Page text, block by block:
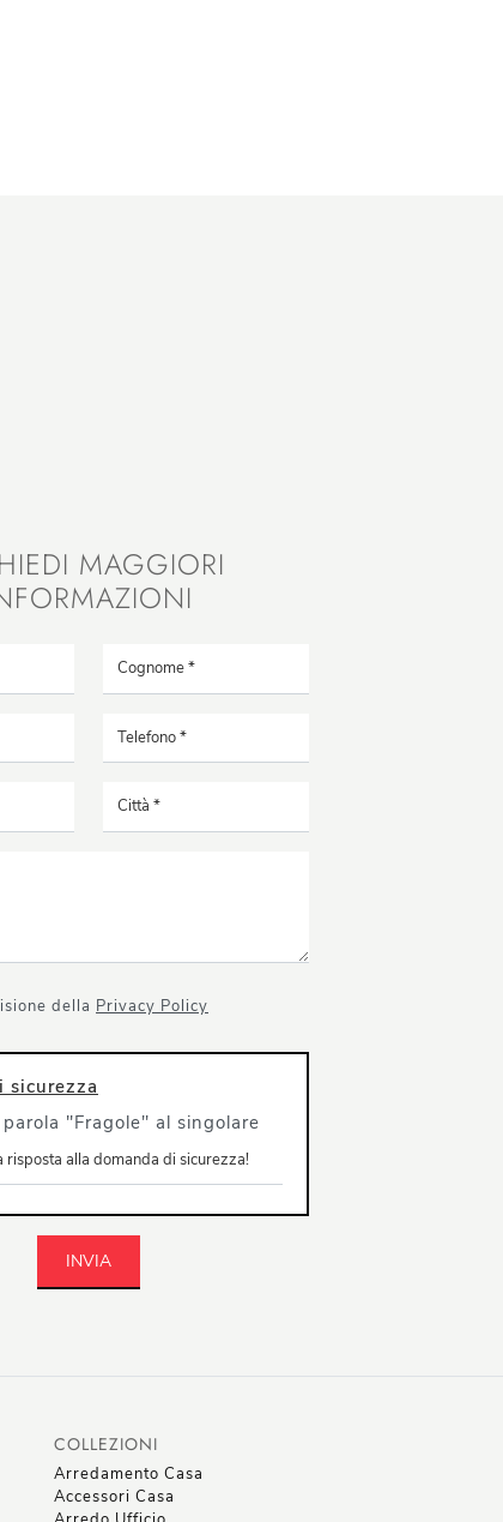
MAGGIORI
della Privacy Policy
sicurezza
"Fragole" al singolare
INVIA
COLLEZIONI
Arredamento Casa
Accessori Casa